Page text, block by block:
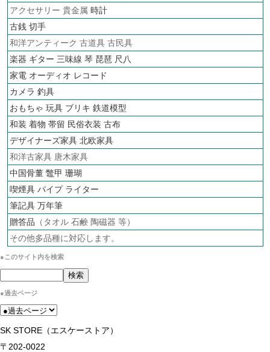
アクセサリー 貴金属 時計
古銭 切手
和洋アンティーク 古道具 古民具
楽器 ギター 三味線 琴 琵琶 尺八
家電 オーディオ レコード
カメラ 釣具
おもちゃ 玩具 ブリキ 鉄道模型
和装 着物 帯留 民俗衣装 古布
デザイナーズ家具 北欧家具
和洋古家具 唐木家具
中国骨董 鼈甲 珊瑚
喫煙具 パイプ ライター
筆記具 万年筆
贈答品 （タオル 石鹸 陶磁器 等）
その他多品種に対応します。
●このサイト内を検索
●過去ページ
SK STORE（エスケーストア）
〒202-0022